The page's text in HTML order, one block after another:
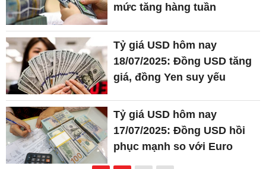
mức tăng hàng tuần
Tỷ giá USD hôm nay
18/07/2025: Đồng USD tăng
giá, đồng Yen suy yếu
Tỷ giá USD hôm nay
17/07/2025: Đồng USD hồi
phục mạnh so với Euro